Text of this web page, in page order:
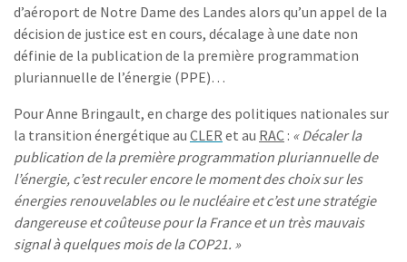
d’aéroport de Notre Dame des Landes alors qu’un appel de la
décision de justice est en cours, décalage à une date non
définie de la publication de la première programmation
pluriannuelle de l’énergie (PPE)…
Pour Anne Bringault, en charge des politiques nationales sur
la transition énergétique au CLER et au RAC : « Décaler la
publication de la première programmation pluriannuelle de
l’énergie, c’est reculer encore le moment des choix sur les
énergies renouvelables ou le nucléaire et c’est une stratégie
dangereuse et coûteuse pour la France et un très mauvais
signal à quelques mois de la COP21. »